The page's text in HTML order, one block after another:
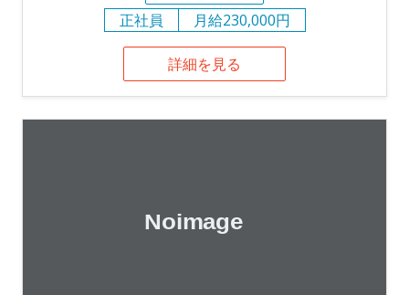
正社員
月給230,000円
詳細を見る